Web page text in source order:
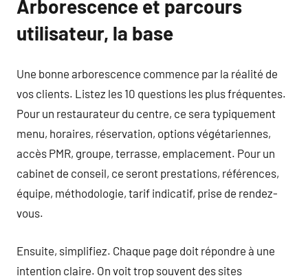
Arborescence et parcours
utilisateur, la base
Une bonne arborescence commence par la réalité de
vos clients. Listez les 10 questions les plus fréquentes.
Pour un restaurateur du centre, ce sera typiquement
menu, horaires, réservation, options végétariennes,
accès PMR, groupe, terrasse, emplacement. Pour un
cabinet de conseil, ce seront prestations, références,
équipe, méthodologie, tarif indicatif, prise de rendez-
vous.
Ensuite, simplifiez. Chaque page doit répondre à une
intention claire. On voit trop souvent des sites